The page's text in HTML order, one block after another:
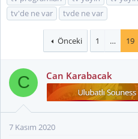
u
y
a
t
n
l
a
ı
t
a
r
i
tv'de ne var
tvde ne var
Önceki 1 … 19
C Can Karabacak
7 Kasım 2020